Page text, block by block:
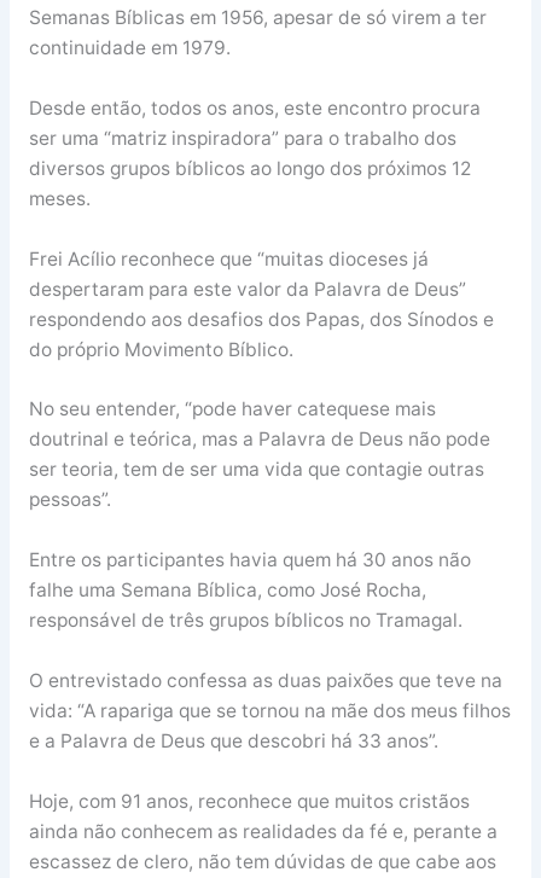
Semanas Bíblicas em 1956, apesar de só virem a ter
continuidade em 1979.
Desde então, todos os anos, este encontro procura
ser uma “matriz inspiradora” para o trabalho dos
diversos grupos bíblicos ao longo dos próximos 12
meses.
Frei Acílio reconhece que “muitas dioceses já
despertaram para este valor da Palavra de Deus”
respondendo aos desafios dos Papas, dos Sínodos e
do próprio Movimento Bíblico.
No seu entender, “pode haver catequese mais
doutrinal e teórica, mas a Palavra de Deus não pode
ser teoria, tem de ser uma vida que contagie outras
pessoas”.
Entre os participantes havia quem há 30 anos não
falhe uma Semana Bíblica, como José Rocha,
responsável de três grupos bíblicos no Tramagal.
O entrevistado confessa as duas paixões que teve na
vida: “A rapariga que se tornou na mãe dos meus filhos
e a Palavra de Deus que descobri há 33 anos”.
Hoje, com 91 anos, reconhece que muitos cristãos
ainda não conhecem as realidades da fé e, perante a
escassez de clero, não tem dúvidas de que cabe aos